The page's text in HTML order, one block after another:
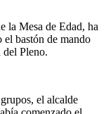
la Mesa de Edad, ha
el bastón de mando
del Pleno.
el alcalde